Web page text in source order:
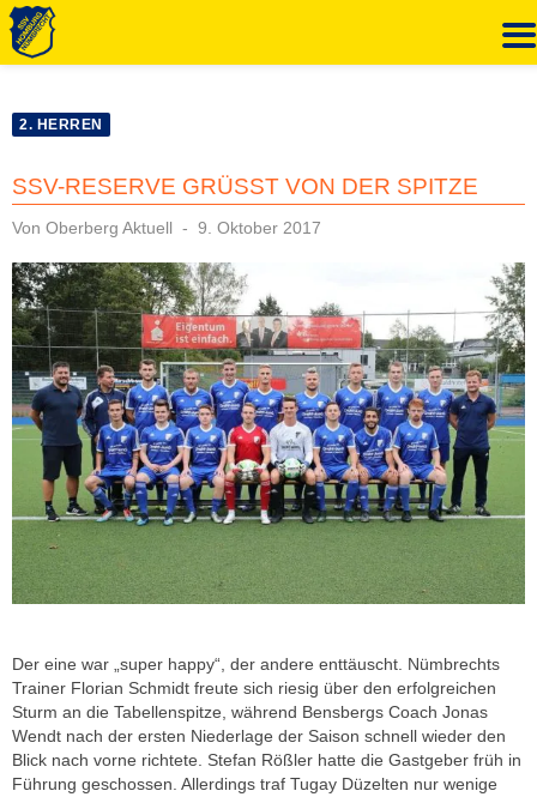
Inhalt
2. HERREN
SSV-RESERVE GRÜSST VON DER SPITZE
Von Oberberg Aktuell
Veröffentlicht
9. Oktober 2017
Der eine war „super happy“, der andere enttäuscht. Nümbrechts
Trainer Florian Schmidt freute sich riesig über den erfolgreichen
Sturm an die Tabellenspitze, während Bensbergs Coach Jonas
Wendt nach der ersten Niederlage der Saison schnell wieder den
Blick nach vorne richtete. Stefan Rößler hatte die Gastgeber früh in
Führung geschossen. Allerdings traf Tugay Düzelten nur wenige